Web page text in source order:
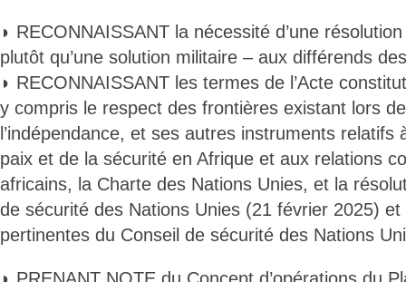
◗ RECONNAISSANT la nécessité d’une
plutôt qu’une solution militaire – aux différends
◗ RECONNAISSANT les termes de l’Acte
y compris le respect des frontières existant lors de
l’indépendance, et ses autres instruments relatifs
paix et de la sécurité en Afrique et aux relations
africains, la Charte des Nations Unies, et la
de sécurité des Nations Unies (21 février 2025)
pertinentes du Conseil de sécurité des Nations